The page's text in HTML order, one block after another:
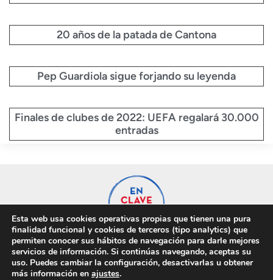
20 años de la patada de Cantona
Pep Guardiola sigue forjando su leyenda
Finales de clubes de 2022: UEFA regalará 30.000
entradas
Privacidad Cookies
Esta web usa cookies operativas propias que tienen una pura
finalidad funcional y cookies de terceros (tipo analytics) que
permiten conocer sus hábitos de navegación para darle mejores
servicios de información. Si continúas navegando, aceptas su
uso. Puedes cambiar la configuración, desactivarlas u obtener
más información en ajustes.